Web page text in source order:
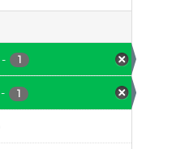
- 1
- 1